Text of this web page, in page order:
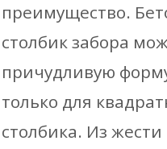
преимущество.
столбик забора
причудливую
только для
столбика. Из